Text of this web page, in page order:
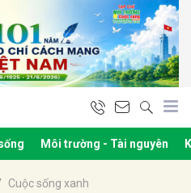
Môi trường - Tài nguyên
Cuộc sống xanh